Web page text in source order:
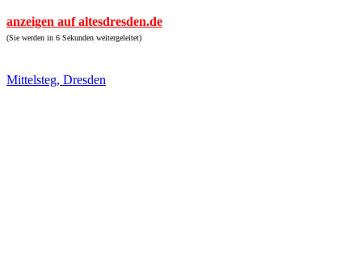
anzeigen auf altesdresden.de
(Sie werden in 6 Sekunden weitergeleitet)
Mittelsteg, Dresden